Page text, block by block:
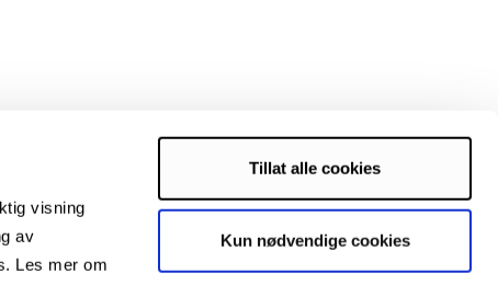
visning
av
Les mer om
Tillat alle cookies
Kun nødvendige cookies